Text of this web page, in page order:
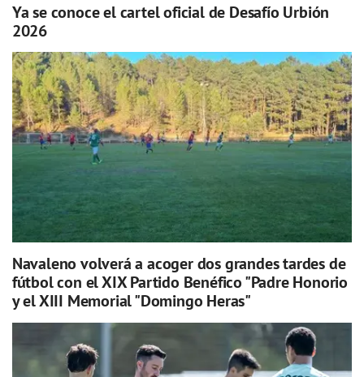
Ya se conoce el cartel oficial de Desafío Urbión
2026
Navaleno volverá a acoger dos grandes tardes de
fútbol con el XIX Partido Benéfico "Padre Honorio
y el XIII Memorial "Domingo Heras"